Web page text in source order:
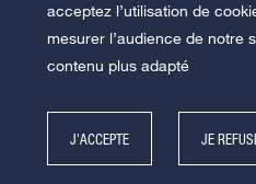
© Racine 2026 - Mentions légales-
acceptez l’utilisation de
mesurer l’audience de notre
contenu plus adapté
J'ACCEPTE JE